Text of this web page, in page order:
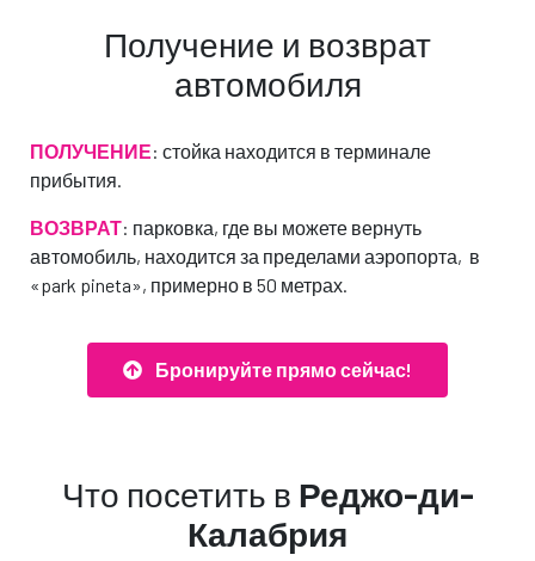
Автомобиль
который ты
выбрал
Автомобиль
который мы
предлагаем
€ 0,00
€Все включено
Получение и возврат
автомобиля
ПОЛУЧЕНИЕ: стойка находится в терминале
прибытия.
ВОЗВРАТ: парковка, где вы можете вернуть
автомобиль, находится за пределами аэропорта, в
«park pineta», примерно в 50 метрах.
Бронируйте прямо сейчас!
Что посетить в Реджо-ди-
Калабрия